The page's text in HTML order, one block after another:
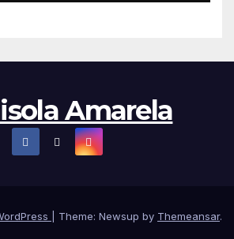
Amarela
Theme: Newsup by Themeansar.